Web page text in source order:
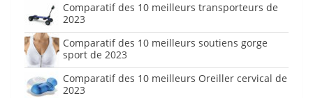
Comparatif des 10 meilleurs transporteurs de
2023
Comparatif des 10 meilleurs soutiens gorge
sport de 2023
Comparatif des 10 meilleurs Oreiller cervical de
2023